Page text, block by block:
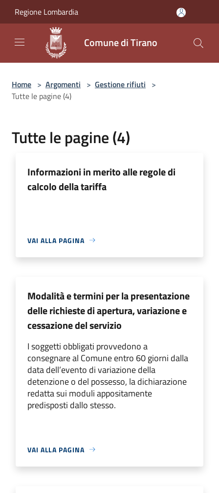
Regione Lombardia
Comune di Tirano
Home > Argomenti > Gestione rifiuti >
Tutte le pagine (4)
Tutte le pagine (4)
Informazioni in merito alle regole di
calcolo della tariffa
VAI ALLA PAGINA
Modalità e termini per la presentazione
delle richieste di apertura, variazione e
cessazione del servizio
I soggetti obbligati provvedono a
consegnare al Comune entro 60 giorni dalla
data dell’evento di variazione della
detenzione o del possesso, la dichiarazione
redatta sui moduli appositamente
predisposti dallo stesso.
VAI ALLA PAGINA